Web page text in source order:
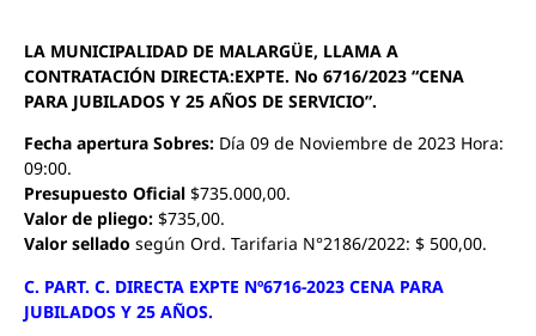
LA MUNICIPALIDAD DE MALARGÜE, LLAMA A
CONTRATACIÓN DIRECTA:EXPTE. No 6716/2023 “CENA
PARA JUBILADOS Y 25 AÑOS DE SERVICIO”.
Fecha apertura Sobres: Día 09 de Noviembre de 2023 Hora:
09:00.
Presupuesto Oficial $735.000,00.
Valor de pliego: $735,00.
Valor sellado según Ord. Tarifaria N°2186/2022: $ 500,00.
C. PART. C. DIRECTA EXPTE Nº6716-2023 CENA PARA
JUBILADOS Y 25 AÑOS.